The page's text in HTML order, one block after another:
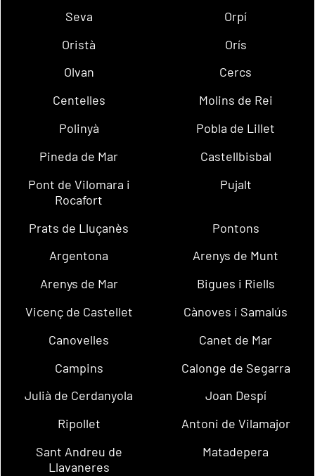
Seva
Orpí
Oristà
Orís
Olvan
Cercs
Centelles
Molins de Rei
Polinyà
Pobla de Lillet
Pineda de Mar
Castellbisbal
Pont de Vilomara i
Rocafort
Pujalt
Prats de Lluçanès
Pontons
Argentona
Arenys de Munt
Arenys de Mar
Bigues i Riells
Vicenç de Castellet
Cànoves i Samalús
Canovelles
Canet de Mar
Campins
Calonge de Segarra
Julià de Cerdanyola
Joan Despí
Ripollet
Antoni de Vilamajor
Sant Andreu de
Llavaneres
Matadepera